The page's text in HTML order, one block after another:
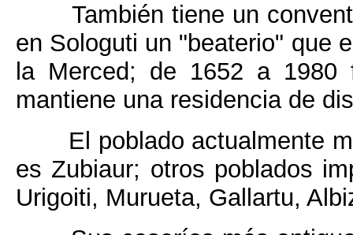
También tiene un
en Sologuti un "beaterio" que
la Merced; de 1652 a
mantiene una residencia de
El poblado actualmente
es Zubiaur; otros poblados
Urigoiti, Murueta, Gallartu,